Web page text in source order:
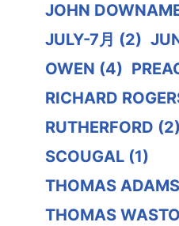
JOHN
JULY-7月 (2)
OWEN (4)
RICHARD
RUTHERFORD (2)
SCOUGAL (1)
THOMAS ADAMS
THOMAS